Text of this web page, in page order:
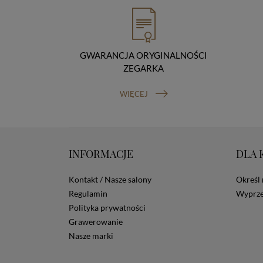
GWARANCJA ORYGINALNOŚCI
ZEGARKA
WIĘCEJ
INFORMACJE
Kontakt / Nasze salony
Regulamin
Polityka prywatności
Grawerowanie
Nasze marki
DLA
Określ